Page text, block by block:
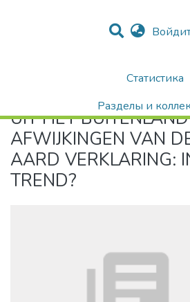
Статистика
Разделы и
Поиск
UIT HET BUITENLAND
AFWIJKINGEN VAN
AARD VERKLARING:
TREND?